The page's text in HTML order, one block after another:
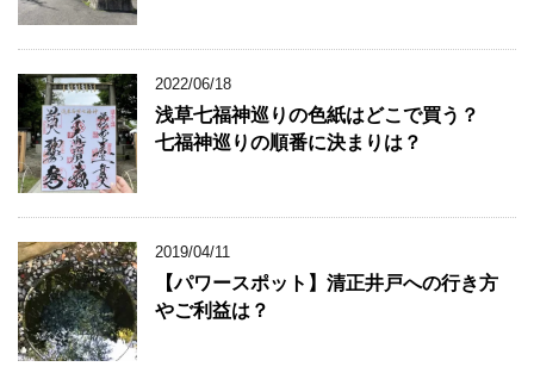
2022/06/18
浅草七福神巡りの色紙はどこで買う？
七福神巡りの順番に決まりは？
2019/04/11
【パワースポット】清正井戸への行き方
やご利益は？